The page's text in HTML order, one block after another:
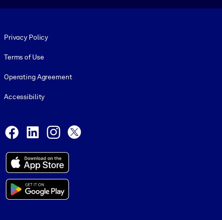
Privacy Policy
Terms of Use
Operating Agreement
Accessibility
Facebook
LinkedInInstagram